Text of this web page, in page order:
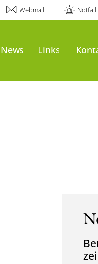
Webmail Notfall
News Links